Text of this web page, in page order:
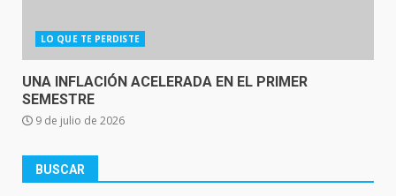
LO QUE TE PERDISTE
UNA INFLACIÓN ACELERADA EN EL PRIMER
SEMESTRE
9 de julio de 2026
BUSCAR